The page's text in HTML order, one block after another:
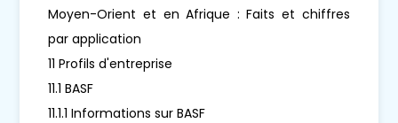
Moyen-Orient et en Afrique : Faits et chiffres
par application
11 Profils d'entreprise
11.1 BASF
11.1.1 Informations sur BASF